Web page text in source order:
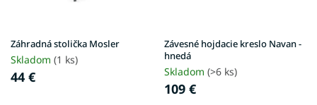
Záhradná stolička Mosler
Skladom (1 ks)
44 €
Závesné hojdacie kreslo Navan -
hnedá
Skladom (>6 ks)
109 €